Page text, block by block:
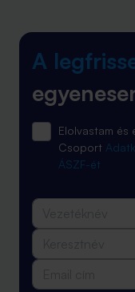
A
Elolvastam
Csoport
ÁSZF-ét